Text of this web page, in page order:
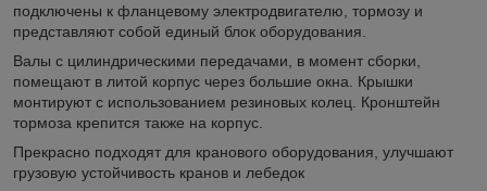
подключены к фланцевому электродвигателю, тормозу и
представляют собой единый блок оборудования.
Валы с цилиндрическими передачами, в момент сборки,
помещают в литой корпус через большие окна. Крышки
монтируют с использованием резиновых колец. Кронштейн
тормоза крепится также на корпус.
Прекрасно подходят для кранового оборудования, улучшают
грузовую устойчивость кранов и лебедок